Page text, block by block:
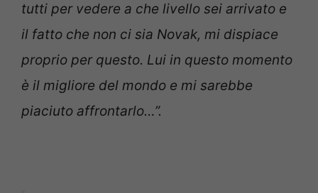
tutti per vedere a che livello sei arrivato e
il fatto che non ci sia Novak, mi dispiace
proprio per questo. Lui in questo momento
è il migliore del mondo e mi sarebbe
piaciuto affrontarlo…”.